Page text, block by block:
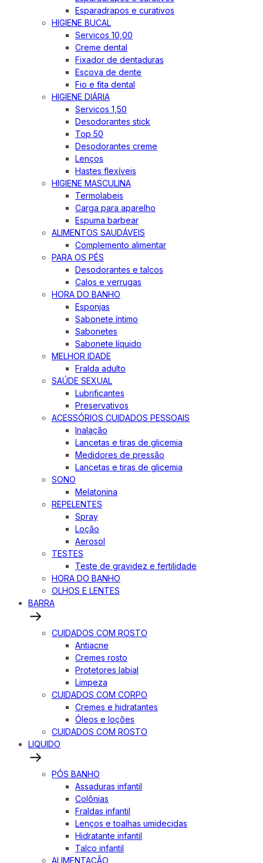
Esparadrapos e curativos
HIGIENE BUCAL
Servicos 10,00
Creme dental
Fixador de dentaduras
Escova de dente
Fio e fita dental
HIGIENE DIÁRIA
Servicos 1,50
Desodorantes stick
Top 50
Desodorantes creme
Lenços
Hastes flexíveis
HIGIENE MASCULINA
Termolabeis
Carga para aparelho
Espuma barbear
ALIMENTOS SAUDÁVEIS
Complemento alimentar
PARA OS PÉS
Desodorantes e talcos
Calos e verrugas
HORA DO BANHO
Esponjas
Sabonete íntimo
Sabonetes
Sabonete líquido
MELHOR IDADE
Fralda adulto
SAÚDE SEXUAL
Lubrificantes
Preservativos
ACESSÓRIOS CUIDADOS PESSOAIS
Inalação
Lancetas e tiras de glicemia
Medidores de pressão
Lancetas e tiras de glicemia
SONO
Melatonina
REPELENTES
Spray
Loção
Aerosol
TESTES
Teste de gravidez e fertilidade
HORA DO BANHO
OLHOS E LENTES
BARRA
CUIDADOS COM ROSTO
Antiacne
Cremes rosto
Protetores labial
Limpeza
CUIDADOS COM CORPO
Cremes e hidratantes
Óleos e loções
CUIDADOS COM ROSTO
LIQUIDO
PÓS BANHO
Assaduras infantil
Colônias
Fraldas infantil
Lenços e toalhas umidecidas
Hidratante infantil
Talco infantil
ALIMENTAÇÃO